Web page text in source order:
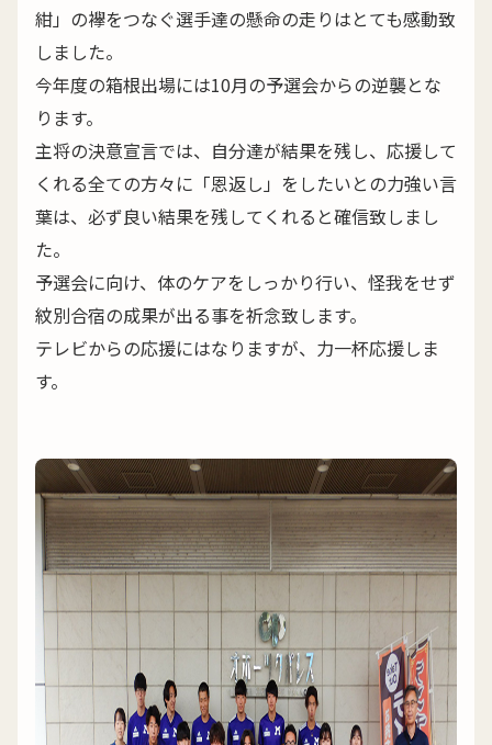
紺」の襷をつなぐ選手達の懸命の走りはとても感動致
しました。
今年度の箱根出場には10月の予選会からの逆襲とな
ります。
主将の決意宣言では、自分達が結果を残し、応援して
くれる全ての方々に「恩返し」をしたいとの力強い言
葉は、必ず良い結果を残してくれると確信致しまし
た。
予選会に向け、体のケアをしっかり行い、怪我をせず
紋別合宿の成果が出る事を祈念致します。
テレビからの応援にはなりますが、力一杯応援しま
す。